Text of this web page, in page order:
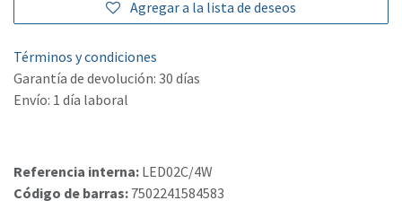
Agregar a la lista de deseos
Términos y condiciones
Garantía de devolución: 30 días
Envío: 1 día laboral
Referencia interna: LED02C/4W
Código de barras: 7502241584583